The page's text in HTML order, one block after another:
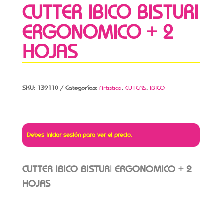
CUTTER IBICO BISTURI
ERGONOMICO + 2
HOJAS
SKU: 139110 Categorías: Artistica, CUTERS, IBICO
Debes iniciar sesión para ver el precio.
CUTTER IBICO BISTURI ERGONOMICO + 2
HOJAS